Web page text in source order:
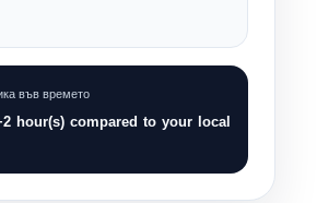
във времето
hour(s) compared to your local